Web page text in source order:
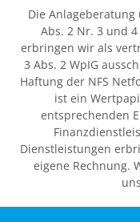
Die
Abs. 2 Nr. 3 und
erbringen wir als
3 Abs. 2 WpIG
Haftung der NFS
ist ein
entsprechenden
Dienstleistungen
eigene Rechnung.